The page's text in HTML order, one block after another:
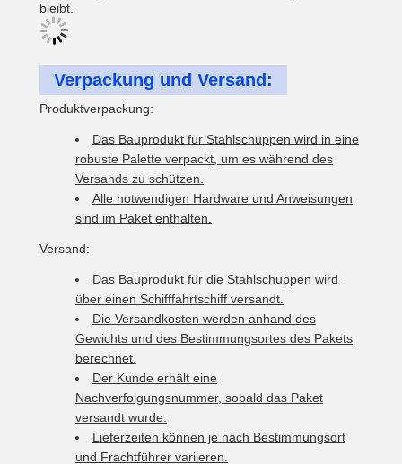
bleibt.
Verpackung und Versand:
Produktverpackung:
Das Bauprodukt für Stahlschuppen wird in eine
robuste Palette verpackt, um es während des
Versands zu schützen.
Alle notwendigen Hardware und Anweisungen
sind im Paket enthalten.
Versand:
Das Bauprodukt für die Stahlschuppen wird
über einen Schifffahrtschiff versandt.
Die Versandkosten werden anhand des
Gewichts und des Bestimmungsortes des Pakets
berechnet.
Der Kunde erhält eine
Nachverfolgungsnummer, sobald das Paket
versandt wurde.
Lieferzeiten können je nach Bestimmungsort
und Frachtführer variieren.